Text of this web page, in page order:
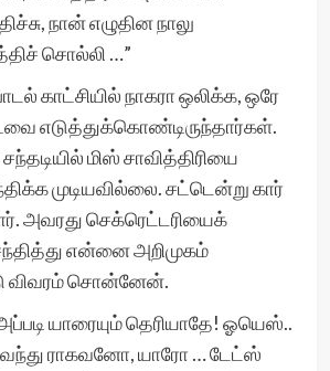
நான் எழுதின நாலு
சொல்லி …”
காட்சியில் நாகரா ஒலிக்க, ஒரே
எடுத்துக்கொண்டிருந்தார்கள்.
மிஸ் சாவித்திரியை
முடியவில்லை. சட்டென்று கார்
அவரது செக்ரெட்டரியைக்
என்னை அறிமுகம்
விவரம் சொன்னேன்.
யாரையும் தெரியாதே! ஓயெஸ்..
ராகவனோ, யாரோ … டேட்ஸ்